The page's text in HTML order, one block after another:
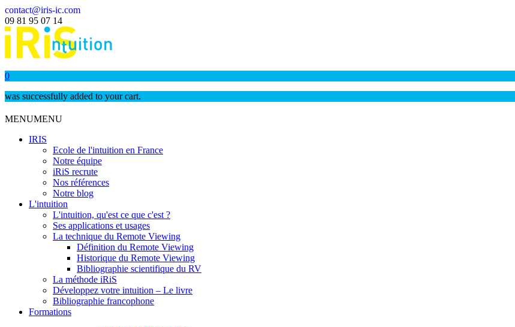
contact@iris-ic.com
09 81 95 07 14
0
was successfully added to your cart.
MENUMENU
IRIS
Ecole de l'intuition en France
Notre équipe
iRiS recrute
Nos références
Notre blog
L'intuition
L'intuition, qu'est ce que c'est ?
Ses applications et usages
La technique du Remote Viewing
Définition du Remote Viewing
Historique du Remote Viewing
Bibliographie scientifique du RV
La méthode iRiS
Développez votre intuition – Le livre
Bibliographie francophone
Formations